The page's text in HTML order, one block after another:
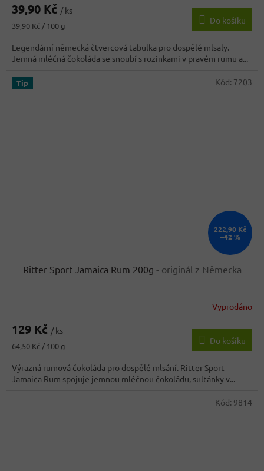
produktu
5,0
z
5
hvězdiček.
39,90 Kč / ks
Měrná
39,90 Kč / 100 g
Do košíku
Legendární německá čtvercová tabulka pro dospělé mlsaly.
Jemná mléčná čokoláda se snoubí s rozinkami v pravém rumu a...
Tip
222,90 Kč
–42 %
Ritter Sport Jamaica Rum 200g - originál z Německa
produktu
4,2
z
5
Vyprodáno
129 Kč / ks
Měrná
64,50 Kč / 100 g
Do košíku
Výrazná rumová čokoláda pro dospělé mlsání. Ritter Sport
Jamaica Rum spojuje jemnou mléčnou čokoládu, sultánky v...
Kód: 7203
Kód: 9814